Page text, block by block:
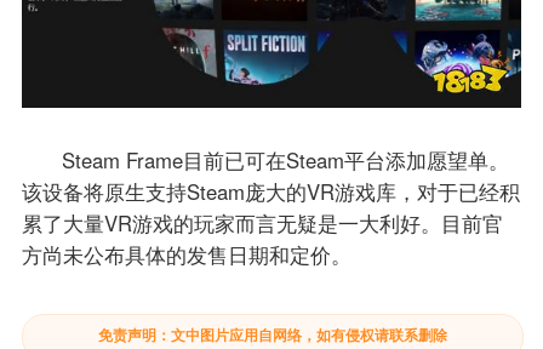
Steam Frame目前已可在Steam平台添加愿望单。
该设备将原生支持Steam庞大的VR游戏库，对于已经积
累了大量VR游戏的玩家而言无疑是一大利好。目前官
方尚未公布具体的发售日期和定价。
免责声明：文中图片应用自网络，如有侵权请联系删除